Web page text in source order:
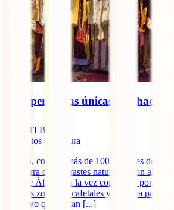
10 experiencias únicas que hacer
IATI Blog
minutos de lectura
Etiopía, con sus más de 100 millones de
una tierra de contrastes naturales, con
altas de África y a la vez con zonas por
grandes zonas de cafetales y por otra parte
en activo que quitan [...]